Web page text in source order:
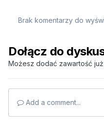
Brak komentarzy do
Dołącz do
Możesz dodać zawartość
Add a comment...